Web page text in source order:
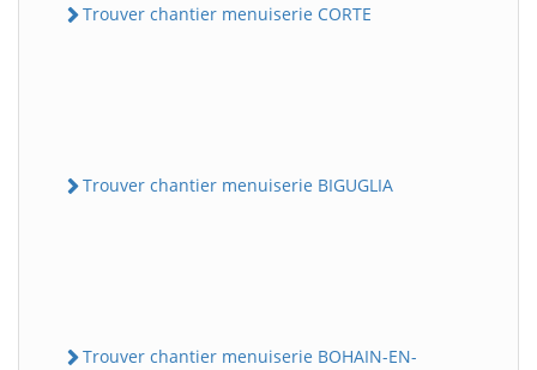
Trouver chantier menuiserie CORTE
Trouver chantier menuiserie BIGUGLIA
Trouver chantier menuiserie BOHAIN-EN-